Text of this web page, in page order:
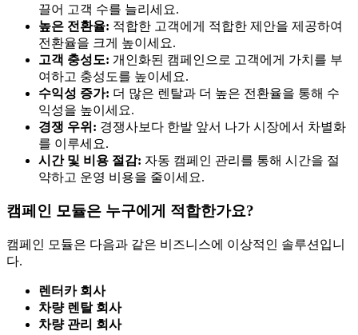
끌어 고객 수를 늘리세요.
높은 전환율: 적합한 고객에게 적합한 제안을 제공하여
전환율을 크게 높이세요.
고객 충성도: 개인화된 캠페인으로 고객에게 가치를 부
여하고 충성도를 높이세요.
수익성 증가: 더 많은 렌탈과 더 높은 전환율을 통해 수
익성을 높이세요.
경쟁 우위: 경쟁사보다 한발 앞서 나가 시장에서 차별화
를 이루세요.
시간 및 비용 절감: 자동 캠페인 관리를 통해 시간을 절
약하고 운영 비용을 줄이세요.
캠페인 모듈은 누구에게 적합한가요?
캠페인 모듈은 다음과 같은 비즈니스에 이상적인 솔루션입니
다.
렌터카 회사
차량 렌탈 회사
차량 관리 회사